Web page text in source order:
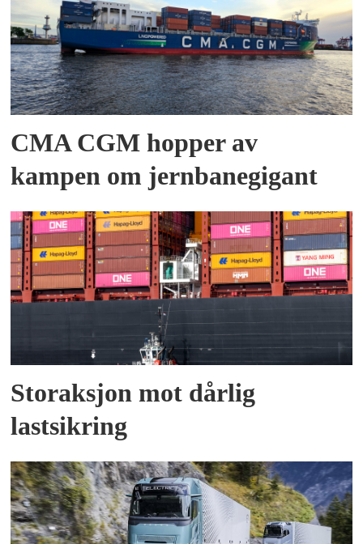
CMA CGM hopper av
kampen om jernbanegigant
Storaksjon mot dårlig
lastsikring